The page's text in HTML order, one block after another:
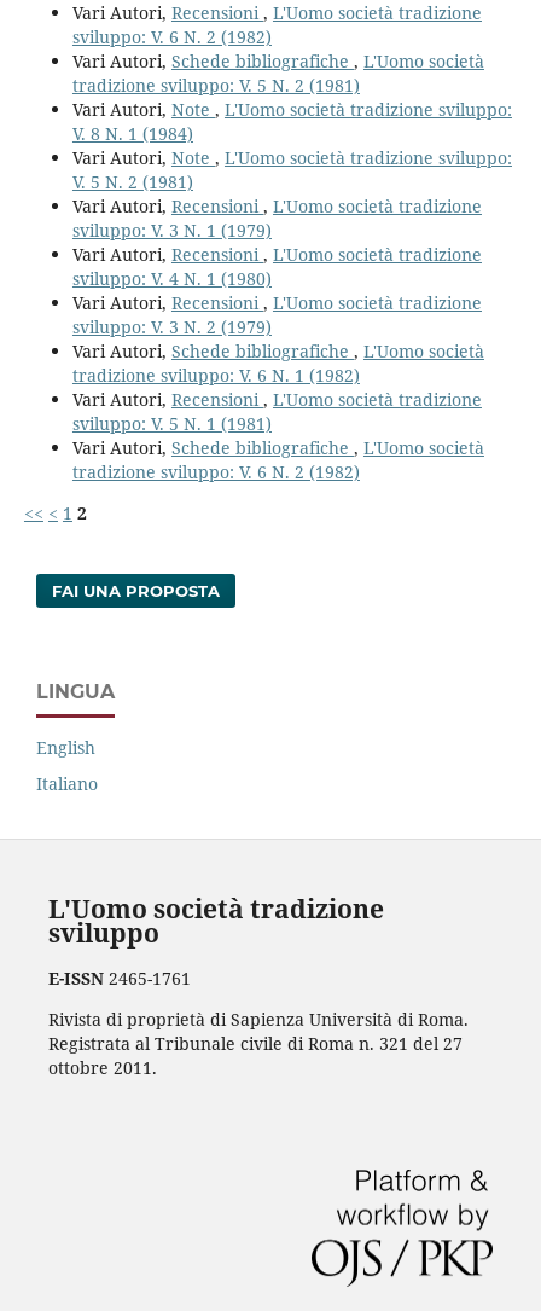
Vari Autori, Recensioni, L'Uomo società tradizione
sviluppo: V. 6 N. 2 (1982)
Vari Autori, Schede bibliografiche , L'Uomo società
tradizione sviluppo: V. 5 N. 2 (1981)
Vari Autori, Note , L'Uomo società tradizione sviluppo:
V. 8 N. 1 (1984)
Vari Autori, Note , L'Uomo società tradizione sviluppo:
V. 5 N. 2 (1981)
Vari Autori, Recensioni, L'Uomo società tradizione
sviluppo: V. 3 N. 1 (1979)
Vari Autori, Recensioni, L'Uomo società tradizione
sviluppo: V. 4 N. 1 (1980)
Vari Autori, Recensioni, L'Uomo società tradizione
sviluppo: V. 3 N. 2 (1979)
Vari Autori, Schede bibliografiche , L'Uomo società
tradizione sviluppo: V. 6 N. 1 (1982)
Vari Autori, Recensioni, L'Uomo società tradizione
sviluppo: V. 5 N. 1 (1981)
Vari Autori, Schede bibliografiche , L'Uomo società
tradizione sviluppo: V. 6 N. 2 (1982)
<< < 1 2
FAI UNA PROPOSTA
LINGUA
English
Italiano
L'Uomo società tradizione
sviluppo
E-ISSN2465-1761
Rivista di proprietà di Sapienza Università di Roma.
Registrata al Tribunale civile di Roma n. 321 del 27
ottobre 2011.